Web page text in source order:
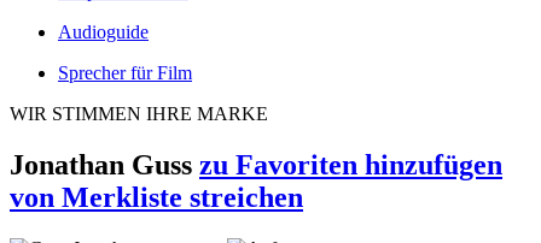
Audioguide
Sprecher für Film
WIR STIMMEN IHRE MARKE
Jonathan Guss zu Favoriten hinzufügen
von Merkliste streichen